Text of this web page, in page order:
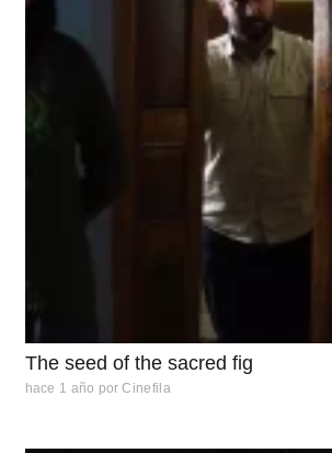
The seed of the sacred fig
hace 1 año por Cinefila